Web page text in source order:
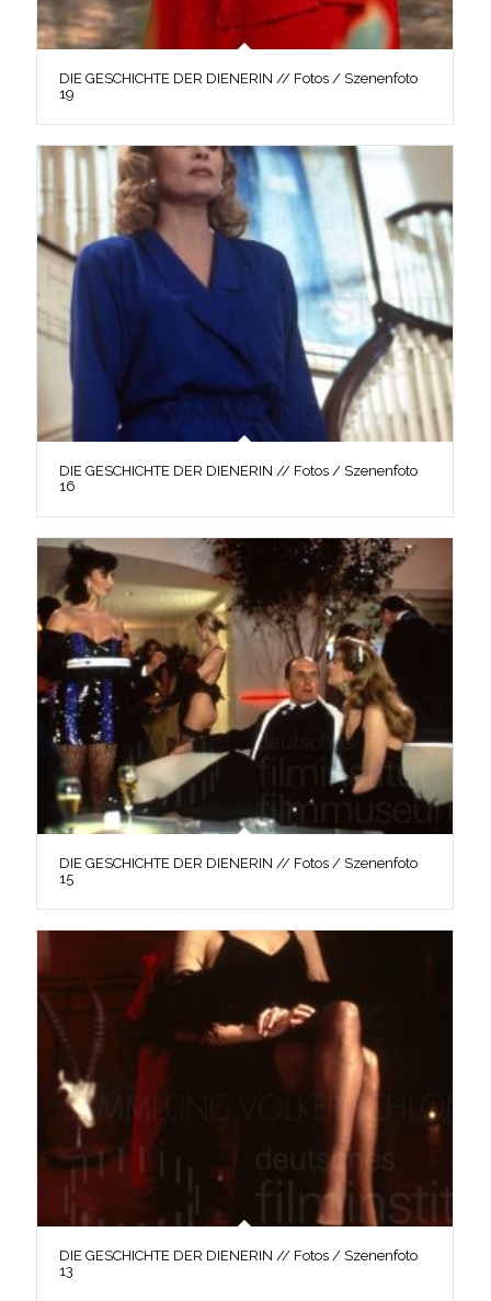
DIE GESCHICHTE DER DIENERIN // Fotos / Szenenfoto
19
DIE GESCHICHTE DER DIENERIN // Fotos / Szenenfoto
16
DIE GESCHICHTE DER DIENERIN // Fotos / Szenenfoto
15
DIE GESCHICHTE DER DIENERIN // Fotos / Szenenfoto
13